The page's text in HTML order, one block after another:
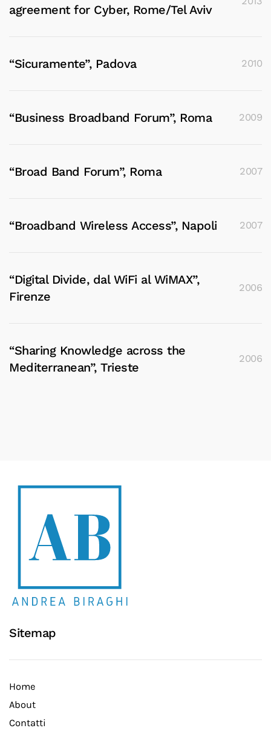
agreement for Cyber, Rome/Tel Aviv
“Sicuramente”, Padova 2010
“Business Broadband Forum”, Roma 2009
“Broad Band Forum”, Roma 2007
“Broadband Wireless Access”, Napoli 2007
“Digital Divide, dal WiFi al WiMAX”,
Firenze
2006
“Sharing Knowledge across the
Mediterranean”, Trieste
2006
Sitemap
Home
About
Contatti